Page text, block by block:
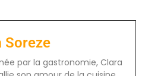
Soreze
par la gastronomie, Clara